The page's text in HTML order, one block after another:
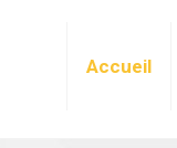
Accueil